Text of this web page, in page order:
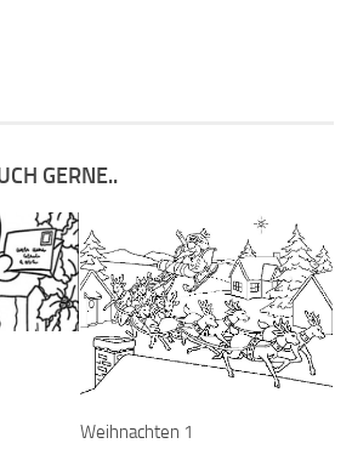
GERNE..
Weihnachten 1